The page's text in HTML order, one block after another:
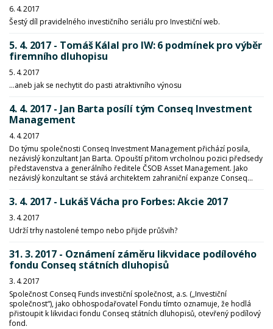
6. 4. 2017
Šestý díl pravidelného investičního seriálu pro Investiční web.
5. 4. 2017 - Tomáš Kálal pro IW: 6 podmínek pro výběr
firemního dluhopisu
5. 4. 2017
...aneb jak se nechytit do pasti atraktivního výnosu
4. 4. 2017 - Jan Barta posílí tým Conseq Investment
Management
4. 4. 2017
Do týmu společnosti Conseq Investment Management přichází posila,
nezávislý konzultant Jan Barta. Opouští přitom vrcholnou pozici předsedy
představenstva a generálního ředitele ČSOB Asset Management. Jako
nezávislý konzultant se stává architektem zahraniční expanze Conseq...
3. 4. 2017 - Lukáš Vácha pro Forbes: Akcie 2017
3. 4. 2017
Udrží trhy nastolené tempo nebo přijde průšvih?
31. 3. 2017 - Oznámení záměru likvidace podílového
fondu Conseq státních dluhopisů
3. 4. 2017
Společnost Conseq Funds investiční společnost, a.s. („Investiční
společnost“), jako obhospodařovatel Fondu tímto oznamuje, že hodlá
přistoupit k likvidaci fondu Conseq státních dluhopisů, otevřený podílový
fond.